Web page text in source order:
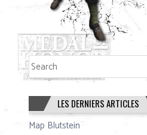
Rechercher
LES DERNIERS ARTICLES
Map Blutstein